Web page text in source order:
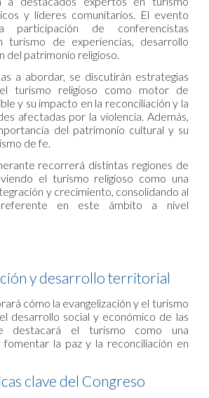
y líderes comunitarios. El evento
de conferencistas
turismo de experiencias, desarrollo
del patrimonio religioso.
a abordar, se discutirán estrategias
turismo religioso como motor de
y su impacto en la reconciliación y la
afectadas por la violencia. Además,
del patrimonio cultural y su
de fe.
recorrerá distintas regiones de
el turismo religioso como una
y crecimiento, consolidando al
en este ámbito a nivel
y desarrollo territorial
cómo la evangelización y el turismo
desarrollo social y económico de las
destacará el turismo como una
la paz y la reconciliación en
clave del Congreso